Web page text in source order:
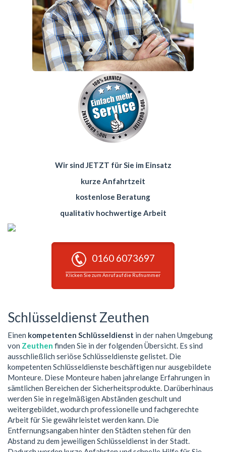
Wir sind JETZT für Sie im Einsatz
kurze Anfahrtzeit
kostenlose Beratung
qualitativ hochwertige Arbeit
0160 6073697
Klicken Sie zum Anruf auf die Rufnummer
Schlüsseldienst Zeuthen
Einen kompetenten Schlüsseldienst in der nahen Umgebung
von Zeuthen finden Sie in der folgenden Übersicht. Es sind
ausschließlich seriöse Schlüsseldienste gelistet. Die
kompetenten Schlüsseldienste beschäftigen nur ausgebildete
Monteure. Diese Monteure haben jahrelange Erfahrungen in
sämtlichen Bereichen der Sicherheitsprodukte. Darüberhinaus
werden Sie in regelmäßigen Abständen geschult und
weitergebildet, wodurch professionelle und fachgerechte
Arbeit für Sie gewährleistet werden kann. Die
Entfernungsangaben hinter den Städten stehen für den
Abstand zu dem jeweiligen Schlüsseldienst in der Stadt.